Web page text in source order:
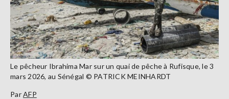
Le pêcheur Ibrahima Mar sur un quai de pêche à Rufisque, le 3
mars 2026, au Sénégal © PATRICK MEINHARDT
ParAFP